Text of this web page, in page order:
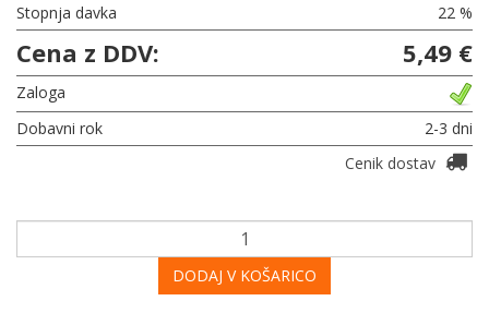
Stopnja davka
22 %
Cena z DDV: 5,49 €
Zaloga
Dobavni rok
2-3 dni
Cenik dostav
DODAJ V KOŠARICO